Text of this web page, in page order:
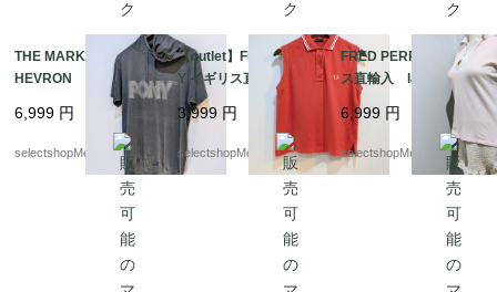
THE MARK OF THE C
HEVRON PONY パー
カー Tシャツ グレー
Tシャツ 実寸Mサイズ
（記載 Lサイズ フ
6,999 円
selectshopMerci.
【outlet】FRED PERR
Y イギリス直輸入 lad
ys S-Mサイズ オレン
ジ トップス シャ
ツ コットン イタリ
ア製 ノースリーブ
ポロシャツ ブランド
3,999 円
selectshopMerci.
FRED PERRY イギリ
ス直輸入 ladys S-XS
サイズ ピンク トッ
プス ポロシャツ コ
ットン95 エラスタン
5 イタリア製
6,999 円
selectshopMerci.